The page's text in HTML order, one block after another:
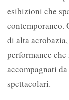
esibizioni che
contemporaneo.
di alta
performance
accompagnati
spettacolari.